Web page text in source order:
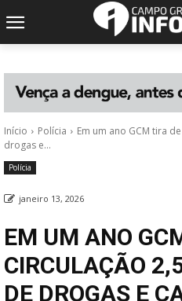
Início Polícia
Em um ano GCM tira
drogas e...
Polícia
janeiro 13, 2026
EM UM ANO
CIRCULAÇÃO
DE DROGAS E